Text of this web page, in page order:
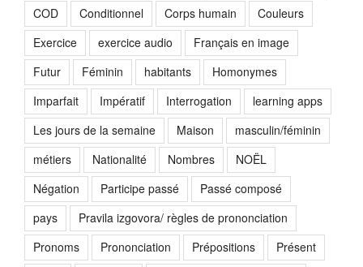
COD
Conditionnel Corps humain
Couleurs
Exercice
exercice audio
Français en image
Futur
Féminin habitants
Homonymes
Imparfait
Impératif Interrogation
learning apps
Les jours de la semaine
Maison
masculin/féminin
métiers
Nationalité Nombres
NOËL
Négation
Participe passé
Passé composé
pays
Pravila izgovora/ règles de prononciation
Pronoms
Prononciation Prépositions Présent